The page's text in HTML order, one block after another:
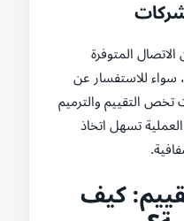
المتوفرة
سواء للاستفسار عن
التقييم والترميم
تسهل اتخاذ
كيف